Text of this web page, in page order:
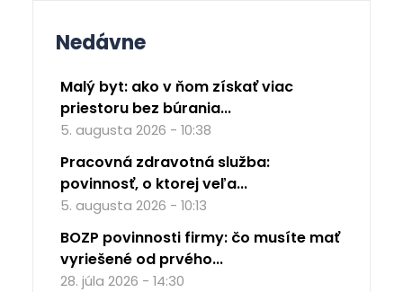
Nedávne
Malý byt: ako v ňom získať viac
priestoru bez búrania...
5. augusta 2026 - 10:38
Pracovná zdravotná služba:
povinnosť, o ktorej veľa...
5. augusta 2026 - 10:13
BOZP povinnosti firmy: čo musíte mať
vyriešené od prvého...
28. júla 2026 - 14:30